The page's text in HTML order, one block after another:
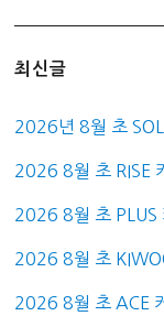
최신글
2026년 8월 초
2026 8월 초 RISE
2026 8월 초 PLUS
2026 8월 초
2026 8월 초 ACE